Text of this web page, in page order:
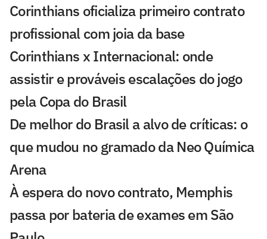
Corinthians oficializa primeiro contrato
profissional com joia da base
Corinthians x Internacional: onde
assistir e prováveis escalações do jogo
pela Copa do Brasil
De melhor do Brasil a alvo de críticas: o
que mudou no gramado da Neo Química
Arena
À espera do novo contrato, Memphis
passa por bateria de exames em São